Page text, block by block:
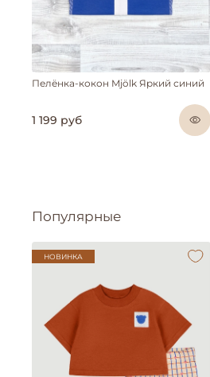
Пелёнка-кокон Mjölk Яркий синий
1 199 руб
Популярные
НОВИНКА